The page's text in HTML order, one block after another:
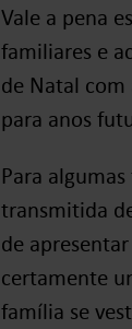
Vale a pena
familiares e
de Natal
para anos
Para
transmitida
de
certamente
família se